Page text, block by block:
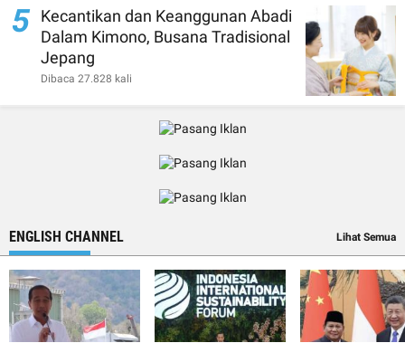
5 Kecantikan dan Keanggunan Abadi
Dalam Kimono, Busana Tradisional
Jepang
Dibaca 27.828 kali
ENGLISH CHANNEL Lihat Semua